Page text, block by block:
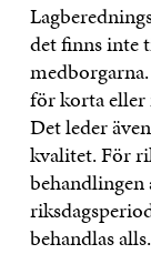
det finns inte
för korta eller
Det leder
kvalitet. För
behandlingen
behandlas alls.